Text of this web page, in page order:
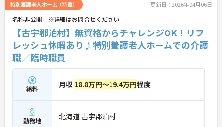
特別養護老人ホーム（特養） 更新日：2026年04月06日
名称非公開 ※詳細はお問合せください
【古宇郡泊村】無資格からチャレンジOK！リフ
レッシュ休暇あり♪特別養護老人ホームでの介護
職／臨時職員
給料 月収 18.8万円～19.4万円程度
勤務地 北海道 古宇郡泊村